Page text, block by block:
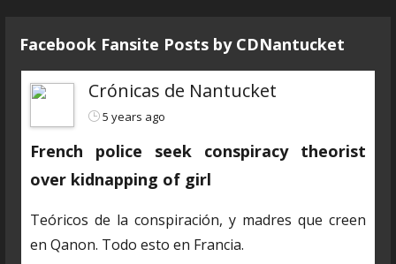
Facebook Fansite Posts by ‎CDNantucket
Crónicas de Nantucket
5 years ago
French police seek conspiracy theorist
over kidnapping of girl
Teóricos de la conspiración, y madres que creen
en Qanon. Todo esto en Francia.